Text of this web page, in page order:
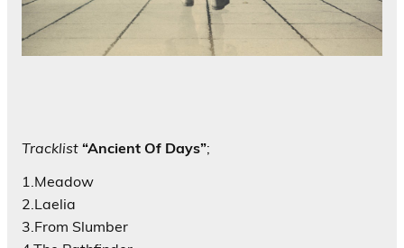
Tracklist “Ancient Of Days”;
1.Meadow
2.Laelia
3.From Slumber